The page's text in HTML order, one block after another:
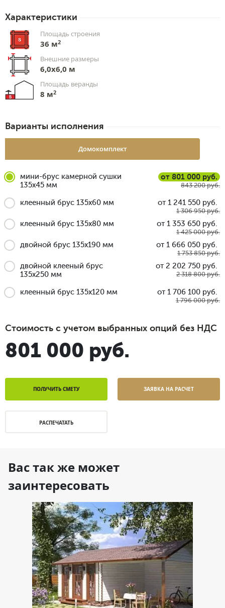
Характеристики
Площадь строения
36 м2
Внешние размеры
6,0x6,0 м
Площадь веранды
8 м2
Варианты исполнения
Домокомплект
мини-брус камерной сушки
135x45 мм
от 801 000 руб.
843 200 руб.
клеенный брус 135x60 мм от 1 241 550 руб.
1 306 950 руб.
клеенный брус 135x80 мм от 1 353 650 руб.
1 425 000 руб.
двойной брус 135x190 мм от 1 666 050 руб.
1 753 850 руб.
двойной клееный брус
135x250 мм
от 2 202 750 руб.
2 318 800 руб.
клеенный брус 135x120 мм от 1 706 100 руб.
1 796 000 руб.
Стоимость с учетом выбранных опций без НДС
801 000 руб.
ПОЛУЧИТЬ СМЕТУ ЗАЯВКА НА РАСЧЕТ
РАСПЕЧАТАТЬ
Вас так же может
заинтересовать